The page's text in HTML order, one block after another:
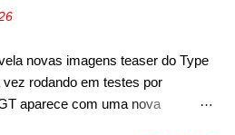
em LED e uma parte
dos faróis. Essas luzes se
si por meio de uma barra em
abaixo da barra prateada que
de lançamento do SUV, de seis
o maior SUV da marca será
uma configuração padrão, de
(2+3), que entrou em regime de
novas imagens teaser do Type
vez rodando em testes por
aparece com uma nova